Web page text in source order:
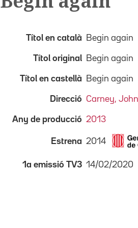
Títol en català Begin again
Títol original Begin again
Títol en castellà Begin again
Direcció Carney, John
Any de producció 2013
Estrena 2014
1a emissió TV3 14/02/2020